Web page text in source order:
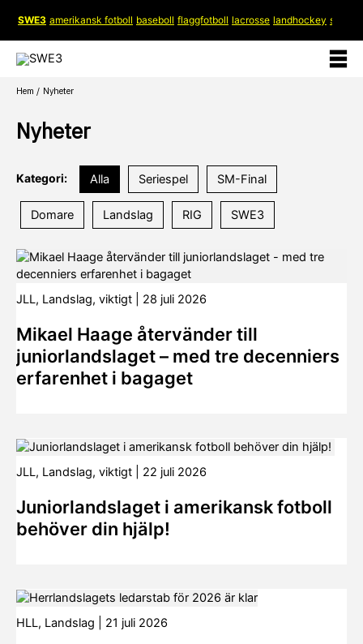
innehåll
SWE3 amerikansk fotboll baseboll flaggfotboll lacrosse landhockey softboll
Hem Nyheter
Nyheter
Kategori: Alla Seriespel SM-Final
Domare Landslag RIG SWE3
JLL, Landslag, viktigt 28 juli 2026
Mikael Haage återvänder till
juniorlandslaget – med tre decenniers
erfarenhet i bagaget
JLL, Landslag, viktigt 22 juli 2026
Juniorlandslaget i amerikansk fotboll
behöver din hjälp!
HLL, Landslag 21 juli 2026